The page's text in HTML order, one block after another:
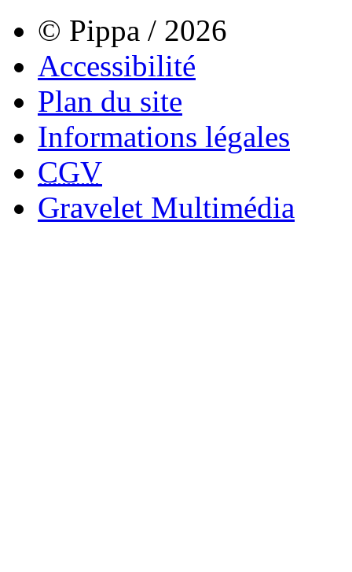
© Pippa / 2026
Accessibilité
Plan du site
Informations légales
CGV
Gravelet Multimédia